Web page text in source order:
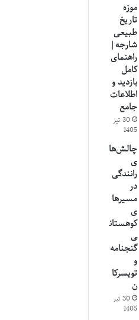
موزه
تاریخ
طبیعی
شارجه |
راهنمای
کامل
بازدید و
اطلاعات
جامع
30 تیر
1405
چالش‌ها
ی
رانندگی
در
مسیرها
ی
کوهستان
ی
گنجنامه
و
تویسرکا
ن
30 تیر
1405